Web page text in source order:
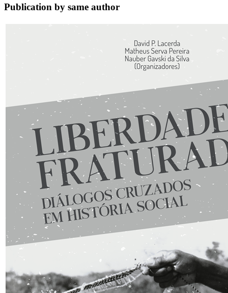
Publication by same author